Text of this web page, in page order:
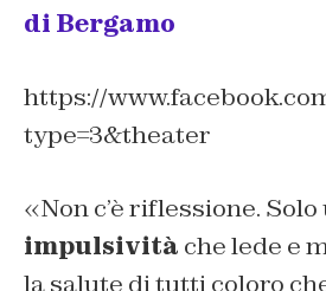
di Bergamo
https://
type=3&theater
«Non c’è riflessione. Solo
impulsività che lede e
la salute di tutti coloro